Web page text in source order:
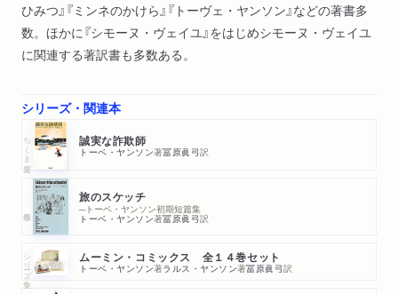
ひみつ』『ミンネのかけら』『トーヴェ・ヤンソン』などの著書多
数。ほかに『シモーヌ・ヴェイユ』をはじめシモーヌ・ヴェイユ
に関連する著訳書も多数ある。
シリーズ・関連本
ちくま文庫 誠実な詐欺師
トーベ・ヤンソン著冨原眞弓訳
旅のスケッチ
─トーベ・ヤンソン初期短篇集
トーベ・ヤンソン著冨原眞弓訳
シリーズ・全集 ムーミン・コミックス 全１４巻セット
トーベ・ヤンソン著ラルス・ヤンソン著冨原眞弓訳